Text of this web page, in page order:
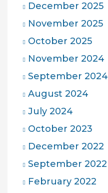
December 2025
November 2025
October 2025
November 2024
September 2024
August 2024
July 2024
October 2023
December 2022
September 2022
February 2022